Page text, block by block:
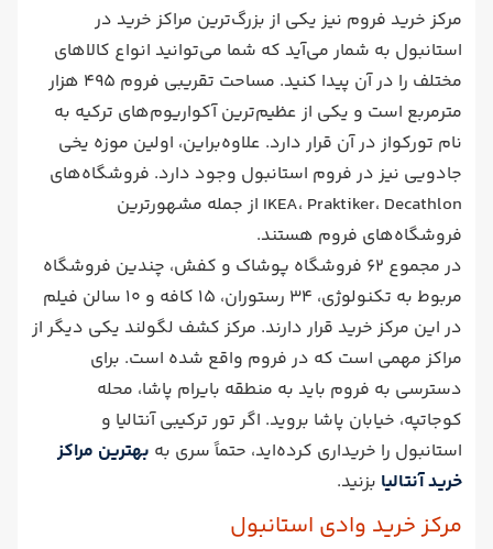
مرکز خرید فروم نیز یکی از بزرگ‌ترین مراکز خرید در
استانبول به شمار می‌آید که شما می‌توانید انواع کالاهای
مختلف را در آن پیدا کنید. مساحت تقریبی فروم 495 هزار
مترمربع است و یکی از عظیم‌‌ترین آکواریوم‌های ترکیه به
نام تورکواز در آن قرار دارد. علاوه‌براین، اولین موزه یخی
جادویی نیز در فروم استانبول وجود دارد. فروشگاه‌های
IKEA، Praktiker، Decathlon از جمله مشهورترین
فروشگاه‌های فروم هستند.
در مجموع 62 فروشگاه پوشاک و کفش، چندین فروشگاه
مربوط به تکنولوژی، 34 رستوران، 15 کافه و 10 سالن فیلم
در این مرکز خرید قرار دارند. مرکز کشف لگولند یکی دیگر از
مراکز مهمی است که در فروم واقع شده است. برای
دسترسی به فروم باید به منطقه بایرام پاشا، محله
کوجاتپه، خیابان پاشا بروید. اگر تور ترکیبی آنتالیا و
استانبول را خریداری کرده‌اید، حتماً سری به بهترین مراکز
خرید آنتالیا بزنید.
مرکز خرید وادی استانبول